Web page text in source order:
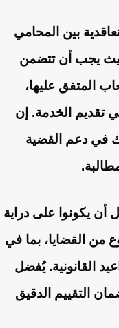
بين المحامي
حيث يجب أن تتضمن
المتفق عليها،
تقديم الخدمة. إن
في دعم القضية
أن يكونوا على دراية
من القضايا، بما في
القانونية. يُفضل
التقييم الدقيق